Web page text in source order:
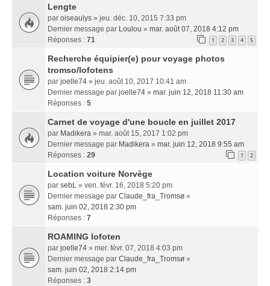
Lengte
par oiseaulys » jeu. déc. 10, 2015 7:33 pm
Dernier message par Loulou » mar. août 07, 2018 4:12 pm
Réponses : 71 1 2 3 4 5
Recherche équipier(e) pour voyage photos
tromso/lofotens
par joelle74 » jeu. août 10, 2017 10:41 am
Dernier message par joelle74 » mar. juin 12, 2018 11:30 am
Réponses : 5
Carnet de voyage d'une boucle en juillet 2017
par Madikera » mar. août 15, 2017 1:02 pm
Dernier message par Madikera » mar. juin 12, 2018 9:55 am
Réponses : 29 1 2
Location voiture Norvège
par sebL » ven. févr. 16, 2018 5:20 pm
Dernier message par Claude_fra_Tromsø »
sam. juin 02, 2018 2:30 pm
Réponses : 7
ROAMING lofoten
par joelle74 » mer. févr. 07, 2018 4:03 pm
Dernier message par Claude_fra_Tromsø »
sam. juin 02, 2018 2:14 pm
Réponses : 3